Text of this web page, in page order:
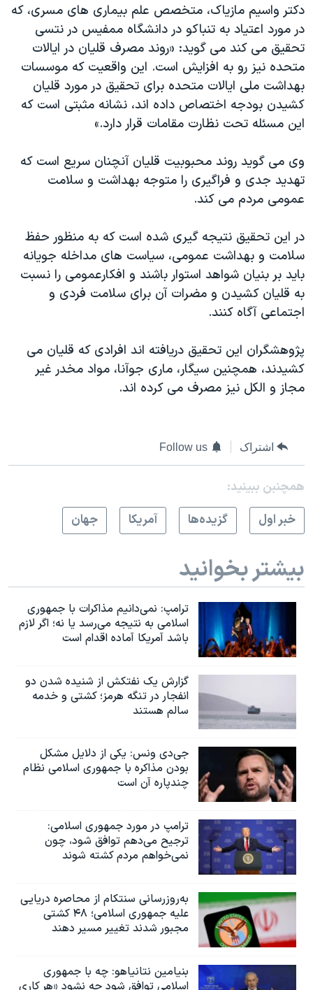
دکتر واسیم مازیاک، متخصص علم بیماری های مسری، که
در مورد اعتیاد به تنباکو در دانشگاه ممفیس در نتسی
تحقیق می کند می گوید: «روند مصرف قلیان در ایالات
متحده نیز رو به افزایش است. این واقعیت که موسسات
بهداشت ملی ایالات متحده برای تحقیق در مورد قلیان
کشیدن بودجه اختصاص داده اند، نشانه مثبتی است که
این مسئله تحت نظارت مقامات قرار دارد.»
وی می گوید روند محبوبیت قلیان آنچنان سریع است که
تهدید جدی و فراگیری را متوجه بهداشت و سلامت
عمومی مردم می کند.
در این تحقیق نتیجه گیری شده است که به منظور حفظ
سلامت و بهداشت عمومی، سیاست های مداخله جویانه
باید بر بنیان شواهد استوار باشند و افکارعمومی را نسبت
به قلیان کشیدن و مضرات آن برای سلامت فردی و
اجتماعی آگاه کنند.
پژوهشگران این تحقیق دریافته اند افرادی که قلیان می
کشیدند، همچنین سیگار، ماری جوآنا، مواد مخدر غیر
مجاز و الکل نیز مصرف می کرده اند.
اشتراک Follow us
همچنبن ببینید:
خبر اول
گزيده‌ها آمريکا جهان
بیشتر بخوانید
ترامپ: نمی‌دانیم مذاکرات با جمهوری
اسلامی به نتیجه می‌رسد یا نه؛ اگر لازم
باشد آمریکا آماده اقدام است
گزارش یک نفتکش از شنیده شدن دو
انفجار در تنگه هرمز؛ کشتی و خدمه
سالم هستند
جی‌دی ونس: یکی از دلایل مشکل
بودن مذاکره با جمهوری اسلامی نظام
چندپاره آن است
ترامپ در مورد جمهوری اسلامی:
ترجیح می‌دهم توافق شود، چون
نمی‌خواهم مردم کشته شوند
به‌روزرسانی سنتکام از محاصره دریایی
علیه جمهوری اسلامی؛ ۴۸ کشتی
مجبور شدند تغییر مسیر دهند
بنیامین نتانیاهو: چه با جمهوری
اسلامی توافق شود چه نشود «هر کاری